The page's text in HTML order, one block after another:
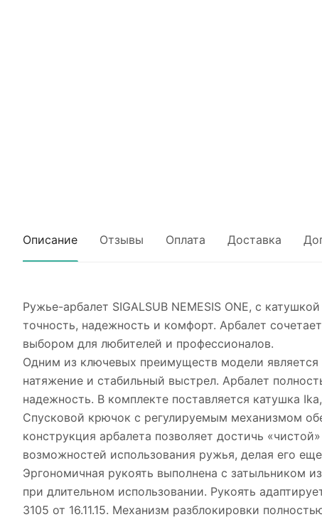
Описание Отзывы Оплата Доставка
Ружье-арбалет SIGALSUB NEMESIS ONE, с
точность, надежность и комфорт. Арбалет
выбором для любителей и профессионалов.
Одним из ключевых преимуществ модели
натяжение и стабильный выстрел. Арбалет
надежность. В комплекте поставляется катушка
Спусковой крючок с регулируемым механизмом
конструкция арбалета позволяет достичь
возможностей использования ружья, делая его
Эргономичная рукоять выполнена с затыльником
при длительном использовании. Рукоять
3105 от 16.11.15. Механизм разблокировки